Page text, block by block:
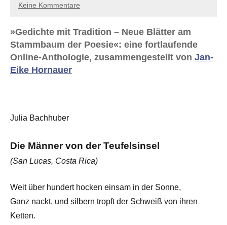
Keine Kommentare
»Gedichte mit Tradition – Neue Blätter am
Stammbaum der Poesie«: eine fortlaufende
Online-Anthologie, zusammengestellt von Jan-
Eike Hornauer
Julia Bachhuber
Die Männer von der Teufelsinsel
(San Lucas, Costa Rica)
Weit über hundert hocken einsam in der Sonne,
Ganz nackt, und silbern tropft der Schweiß von ihren
Ketten.